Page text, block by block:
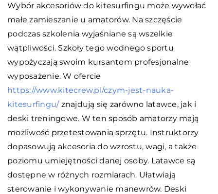
Wybór akcesoriów do kitesurfingu może wywołać
małe zamieszanie u amatorów. Na szczęście
podczas szkolenia wyjaśniane są wszelkie
wątpliwości. Szkoły tego wodnego sportu
wypożyczają swoim kursantom profesjonalne
wyposażenie. W ofercie
https://www.kitecrew.pl/czym-jest-nauka-
kitesurfingu/znajdują się zarówno latawce, jak i
deski treningowe. W ten sposób amatorzy mają
możliwość przetestowania sprzętu. Instruktorzy
dopasowują akcesoria do wzrostu, wagi, a także
poziomu umiejętności danej osoby. Latawce są
dostępne w różnych rozmiarach. Ułatwiają
sterowanie i wykonywanie manewrów. Deski